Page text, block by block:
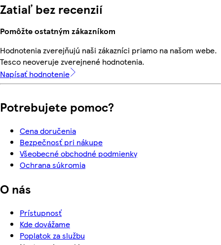
Zatiaľ bez recenzií
Pomôžte ostatným zákazníkom
Hodnotenia zverejňujú naši zákazníci priamo na našom webe.
Tesco neoveruje zverejnené hodnotenia.
Napísať hodnotenie
Potrebujete pomoc?
Cena doručenia
Bezpečnosť pri nákupe
Všeobecné obchodné podmienky
Ochrana súkromia
O nás
Prístupnosť
Kde dovážame
Poplatok za službu